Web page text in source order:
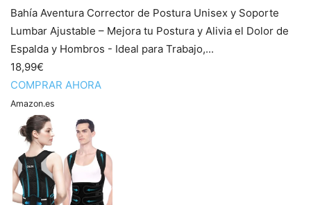
Bahía Aventura Corrector de Postura Unisex y Soporte
Lumbar Ajustable – Mejora tu Postura y Alivia el Dolor de
Espalda y Hombros - Ideal para Trabajo,...
18,99€
COMPRAR AHORA
Amazon.es